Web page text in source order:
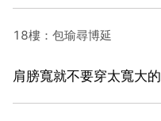
18樓：包瑜尋博延
肩膀寬就不要穿太寬大